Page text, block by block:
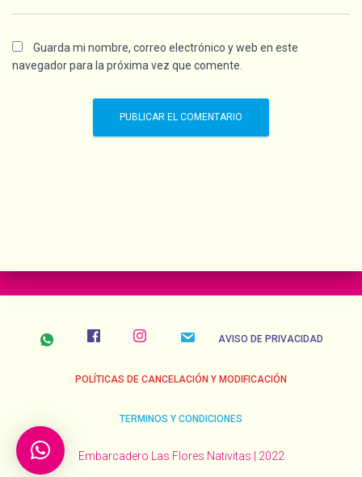
Guarda mi nombre, correo electrónico y web en este
navegador para la próxima vez que comente.
AVISO DE PRIVACIDAD
POLÍTICAS DE CANCELACIÓN Y MODIFICACIÓN
TERMINOS Y CONDICIONES
Embarcadero Las Flores Nativitas | 2022